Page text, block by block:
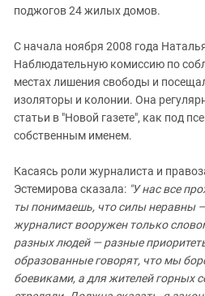
поджогов 24 жилых домов.
С начала ноября 2008 года
Наблюдательную комиссию по
местах лишения свободы и
изоляторы и колонии. Она
статьи в "Новой газете", как под
собственным именем.
Касаясь роли журналиста и
Эстемирова сказала: "У нас все
ты понимаешь, что силы неравны
журналист вооружен только
разных людей — разные
образованные говорят, что мы
боевиками, а для жителей горных